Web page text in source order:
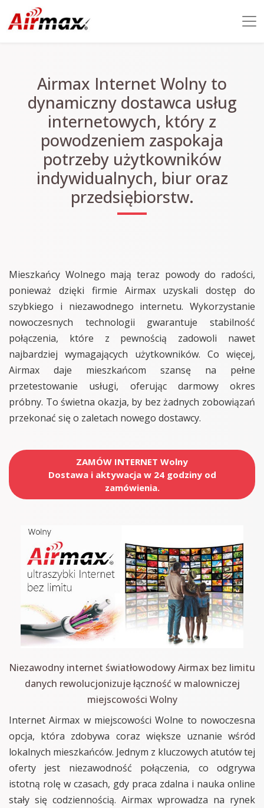
Airmax Internet Wolny to
dynamiczny dostawca usług
internetowych, który z
powodzeniem zaspokaja
potrzeby użytkowników
indywidualnych, biur oraz
przedsiębiorstw.
Mieszkańcy Wolnego mają teraz powody do radości,
ponieważ dzięki firmie Airmax uzyskali dostęp do
szybkiego i niezawodnego internetu. Wykorzystanie
nowoczesnych technologii gwarantuje stabilność
połączenia, które z pewnością zadowoli nawet
najbardziej wymagających użytkowników. Co więcej,
Airmax daje mieszkańcom szansę na pełne
przetestowanie usługi, oferując darmowy okres
próbny. To świetna okazja, by bez żadnych zobowiązań
przekonać się o zaletach nowego dostawcy.
ZAMÓW INTERNET Wolny
Dostawa i aktywacja w 24 godziny od
zamówienia.
Niezawodny internet światłowodowy Airmax bez limitu
danych rewolucjonizuje łączność w malowniczej
miejscowości Wolny
Internet Airmax w miejscowości Wolne to nowoczesna
opcja, która zdobywa coraz większe uznanie wśród
lokalnych mieszkańców. Jednym z kluczowych atutów tej
oferty jest niezawodność połączenia, co odgrywa
istotną rolę w czasach, gdy praca zdalna i nauka online
stały się codziennością. Airmax wprowadza na rynek